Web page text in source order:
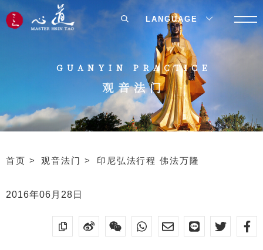
GUANYIN PRACTICE
观音法门
首页 观音法门 印尼弘法行程 佛法万隆
2016年06月28日
LANGUAGE